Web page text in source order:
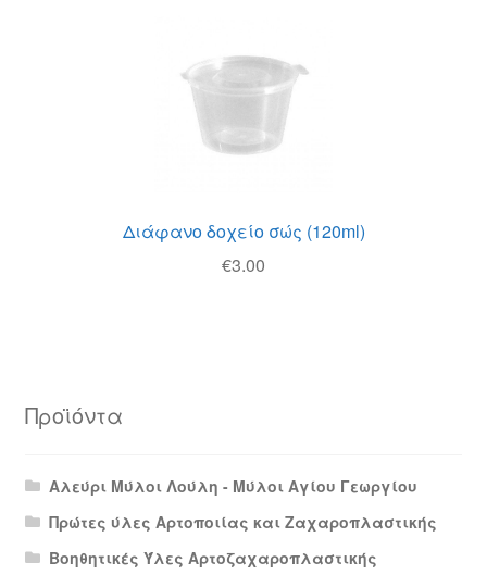
Διάφανο δοχείο σώς (120ml)
€3.00
Προϊόντα
Αλεύρι Μύλοι Λούλη - Μύλοι Αγίου Γεωργίου
Πρώτες ύλες Αρτοποιίας και Ζαχαροπλαστικής
Βοηθητικές Ύλες Αρτοζαχαροπλαστικής